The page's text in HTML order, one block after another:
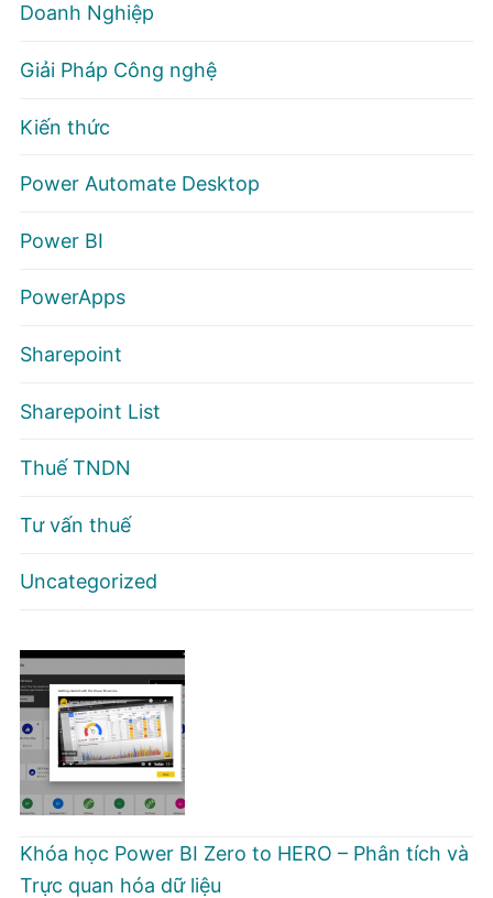
Doanh Nghiệp
Giải Pháp Công nghệ
Kiến thức
Power Automate Desktop
Power BI
PowerApps
Sharepoint
Sharepoint List
Thuế TNDN
Tư vấn thuế
Uncategorized
Khóa học Power BI Zero to HERO – Phân tích và
Trực quan hóa dữ liệu